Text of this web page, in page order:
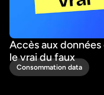
Accès aux
le vrai du faux
Consommation data